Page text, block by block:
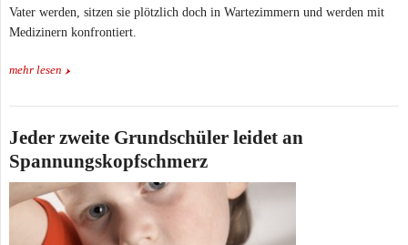
Vater werden, sitzen sie plötzlich doch in Wartezimmern und werden mit
Medizinern konfrontiert.
mehr lesen
Jeder zweite Grundschüler leidet an
Spannungskopfschmerz